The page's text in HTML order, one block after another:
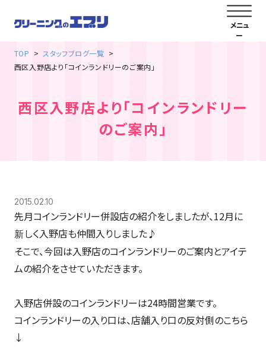
TOP
スタッフブログ一覧
西区入野店より「コインランドリーのご案内」
西区入野店より「コインランドリー
のご案内」
2015.02.10
先月コインランドリー併設店の紹介をしましたが、12月に
新しく入野店も仲間入りしました♪
そこで、今回は入野店のコインランドリーのご案内とアイテ
ムの紹介をさせていただきます。
入野店併設のコインランドリーは24時間営業です。
コインランドリーの入り口は、店舗入り口の反対側のこちら
↓